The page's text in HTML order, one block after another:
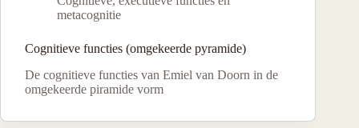
metacognitie
Cognitieve functies (omgekeerde pyramide)
De cognitieve functies van Emiel van Doorn in de
omgekeerde piramide vorm